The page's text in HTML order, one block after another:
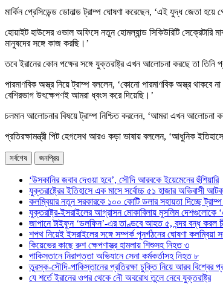
মার্কিন প্রেসিডেন্ড ডোনাল্ড ট্রাম্প ঘোষণা করেছেন, ‘এই যুদ্ধ জেতা
হোয়াইট হাউসের ওভাল অফিসে নতুন হোমল্যান্ড সিকিউরিটি
মানুষদের সঙ্গে কাজ করছি।’
তবে ইরানের কোন পক্ষের সঙ্গে যুক্তরাষ্ট্র এখন আলোচনা করছে তা তিনি
পারমাণবিক অস্ত্র নিয়ে ট্রাম্প বললেন, ‘কোনো পারমাণবিক অস্ত্র
বেশিরভাগ উৎক্ষেপণই আমরা ধ্বংস করে দিয়েছি।’
চলমান আলোচনার বিষয়ে ট্রাম্প নিশ্চিত করলেন, ‘আমরা এখন আলোচনা
প্রতিরক্ষামন্ত্রী পিট হেগসেথ আরও কড়া ভাষায় বললেন, ‘আধুনিক
সর্বশেষ জনপ্রিয়
‘উসকানির জবাব দেওয়া হবে’, সৌদি আরবকে ইয়েমেনের হুঁশিয়ারি
যুক্তরাষ্ট্রের ইতিহাসে এক মাসে সর্বোচ্চ ৫১ হাজার অভিবাসী আটক
কলম্বিয়ার নতুন সরকারকে ১০০ কোটি ডলার সহায়তা দিচ্ছে
যুক্তরাষ্ট্র-ইসরাইলের আগ্রাসন মোকাবিলায় মুসলিম দেশগুলোকে
জাপানে টাইফুন ‘ডলফিন’-এর তাণ্ডবে আহত ৫, বন্দর বন্ধ করল
শপথ নিয়েই ইসরাইলের সঙ্গে সম্পর্ক পুনর্গঠনের ঘোষণা কলম্বিয়া
কিয়েভের কাছে রুশ ক্ষেপণাস্ত্র হামলায় শিশুসহ নিহত ৩
পাকিস্তানে নিরাপত্তা অভিযানে সেনা কর্মকর্তাসহ নিহত ৮
তুরস্ক-সৌদি-পাকিস্তানের প্রতিরক্ষা চুক্তি নিয়ে আরব বিশ্বের
যে শর্তে ইরানের ওপর থেকে নৌ অবরোধ তুলে নেবে যুক্তরাষ্ট্র